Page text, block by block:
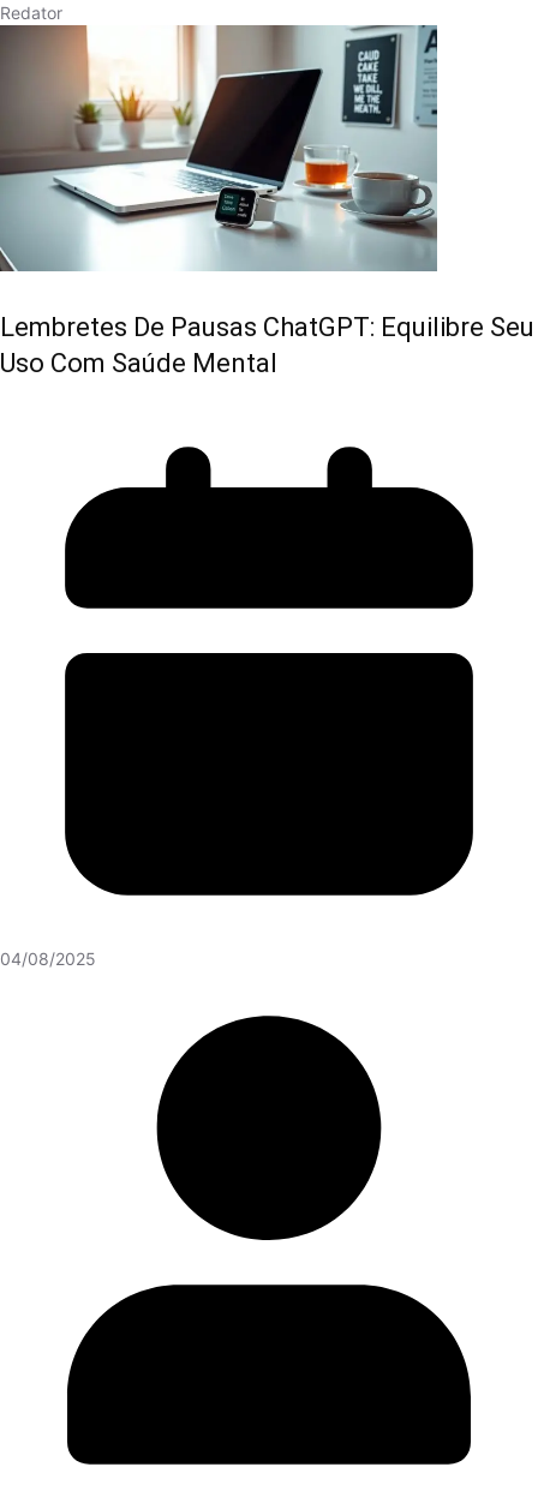
Redator
Lembretes De Pausas ChatGPT: Equilibre Seu
Uso Com Saúde Mental
04/08/2025